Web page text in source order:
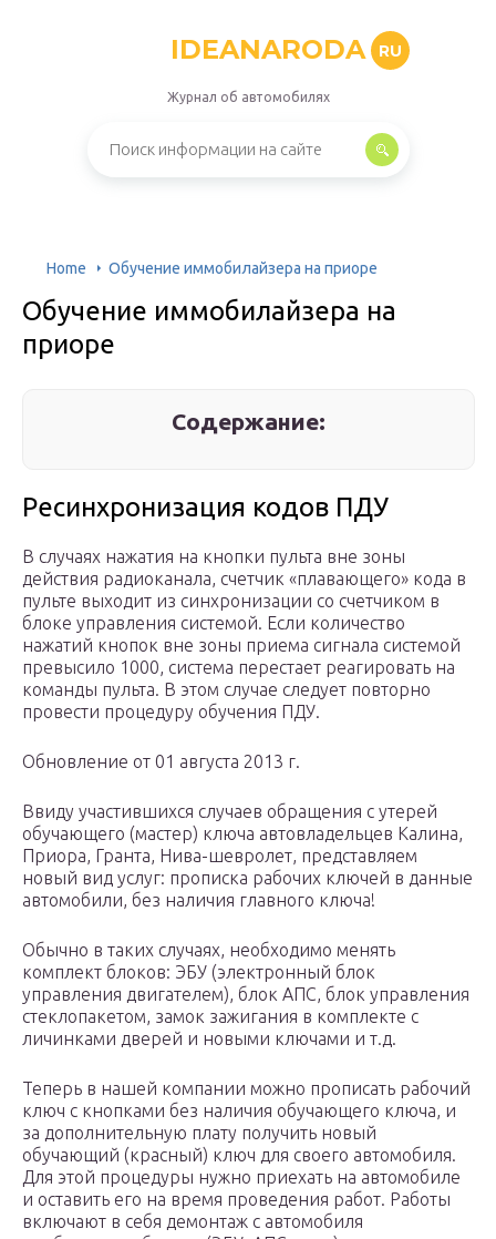
IDEANARODA RU
Журнал об автомобилях
Home Обучение иммобилайзера на приоре
Обучение иммобилайзера на
приоре
Содержание:
Ресинхронизация кодов ПДУ
В случаях нажатия на кнопки пульта вне зоны
действия радиоканала, счетчик «плавающего» кода в
пульте выходит из синхронизации со счетчиком в
блоке управления системой. Если количество
нажатий кнопок вне зоны приема сигнала системой
превысило 1000, система перестает реагировать на
команды пульта. В этом случае следует повторно
провести процедуру обучения ПДУ.
Обновление от 01 августа 2013 г.
Ввиду участившихся случаев обращения с утерей
обучающего (мастер) ключа автовладельцев Калина,
Приора, Гранта, Нива-шевролет, представляем
новый вид услуг: прописка рабочих ключей в данные
автомобили, без наличия главного ключа!
Обычно в таких случаях, необходимо менять
комплект блоков: ЭБУ (электронный блок
управления двигателем), блок АПС, блок управления
стеклопакетом, замок зажигания в комплекте с
личинками дверей и новыми ключами и т.д.
Теперь в нашей компании можно прописать рабочий
ключ с кнопками без наличия обучающего ключа, и
за дополнительную плату получить новый
обучающий (красный) ключ для своего автомобиля.
Для этой процедуры нужно приехать на автомобиле
и оставить его на время проведения работ. Работы
включают в себя демонтаж с автомобиля